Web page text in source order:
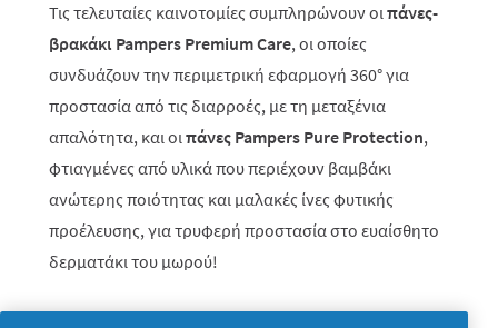
Τις τελευταίες καινοτομίες συμπληρώνουν οιπάνες-
βρακάκι Pampers Premium Care, οι οποίες
συνδυάζουν την περιμετρική εφαρμογή 360° για
προστασία από τις διαρροές, με τη μεταξένια
απαλότητα, και οιπάνες Pampers Pure Protection,
φτιαγμένες από υλικά που περιέχουν βαμβάκι
ανώτερης ποιότητας και μαλακές ίνες φυτικής
προέλευσης, για τρυφερή προστασία στο ευαίσθητο
δερματάκι του μωρού!